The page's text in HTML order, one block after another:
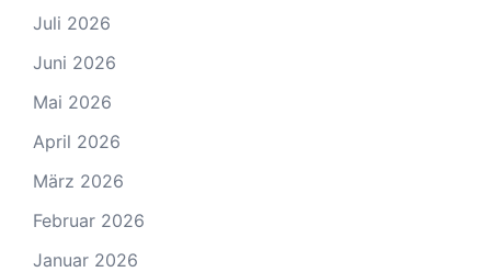
Juli 2026
Juni 2026
Mai 2026
April 2026
März 2026
Februar 2026
Januar 2026